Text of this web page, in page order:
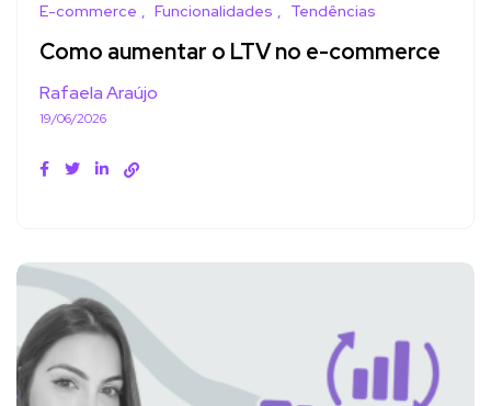
E-commerce Funcionalidades Tendências
Como aumentar o LTV no e-commerce
Rafaela Araújo
19/06/2026